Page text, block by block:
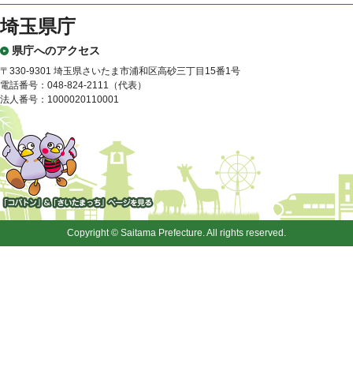
埼玉県庁
県庁へのアクセス
〒330-9301 埼玉県さいたま市浦和区高砂三丁目15番1号
電話番号：048-824-2111（代表）
法人番号：1000020110001
「コバトン」&「さいたまっ
Copyright © Saitama Prefecture. All rights reserved.